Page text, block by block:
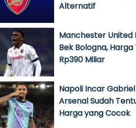
Alternatif
Manchester United
Bek Bologna,
Rp390 Miliar
Napoli Incar Gabriel
Arsenal Sudah
Harga yang Cocok